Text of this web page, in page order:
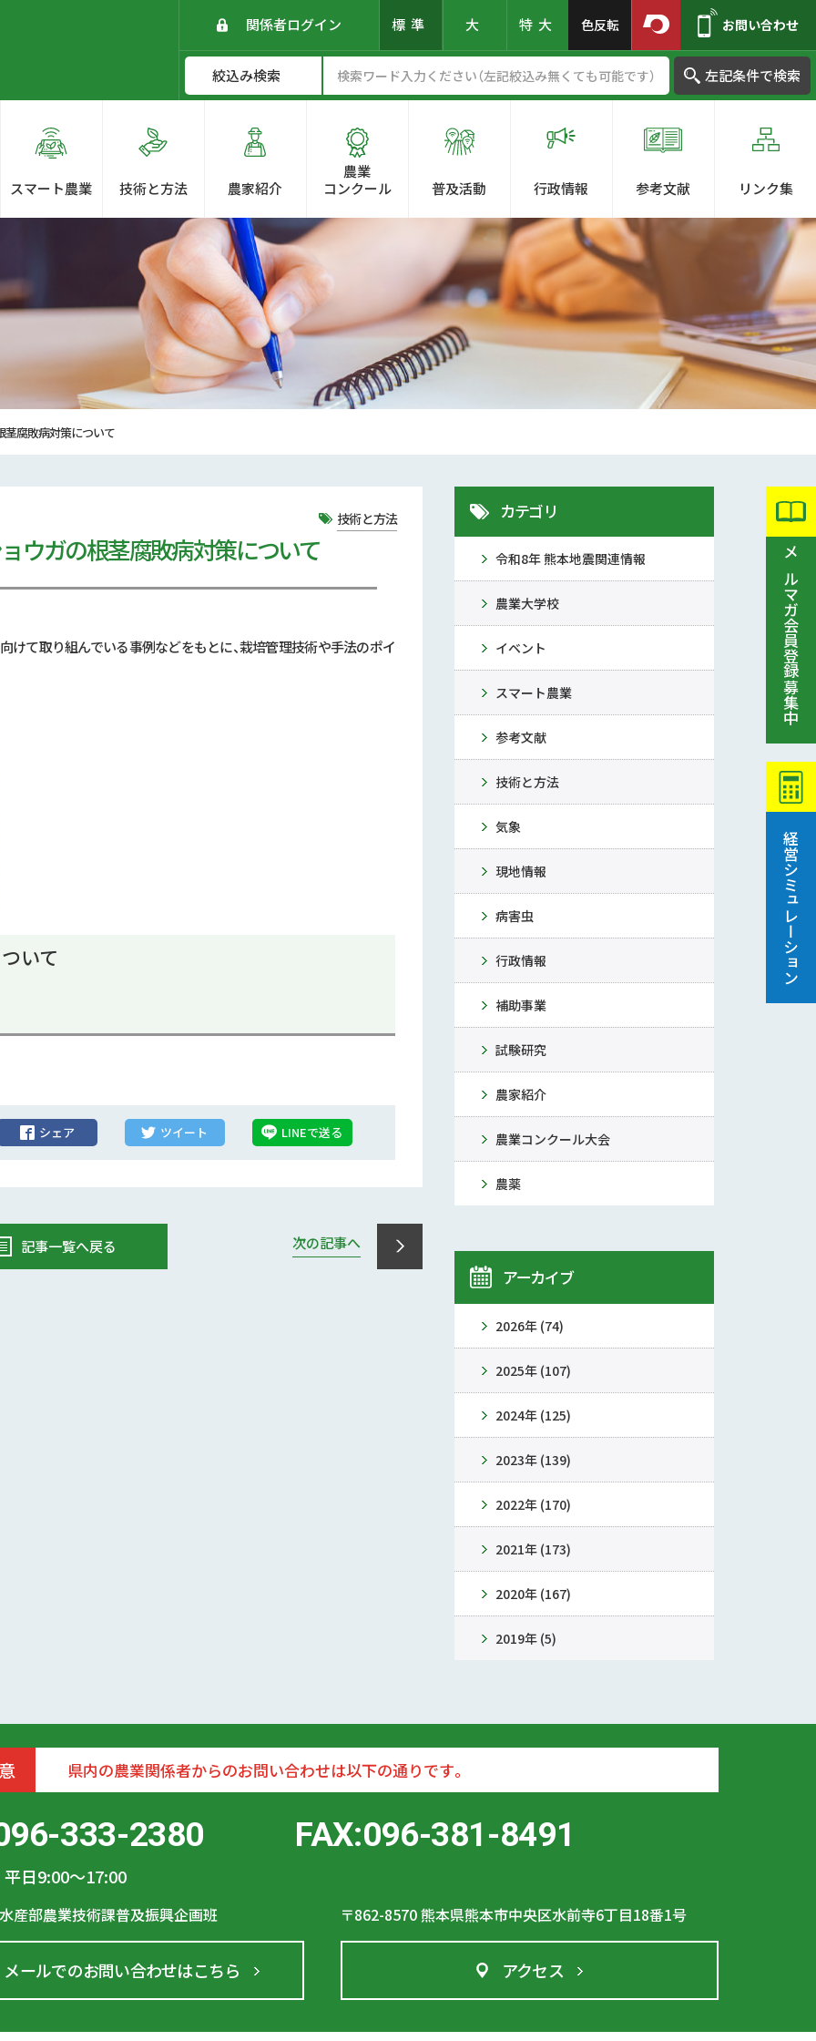
関係者ログイン 標準 大 特大 色反転 お問い合わせ
左記条件で検索
スマート農業 技術と方法 農家紹介
農業
コンクール
普及活動 行政情報 参考文献 リンク集
腐敗病対策について
メルマガ会員登録募集中
経営シミュレーション
ウガの根茎腐敗病対策について
けて取り組んでいる事例などをもとに、栽培管理技術や手法のポイ
いて
シェア ツイート LINEで送る
技術と方法
次の記事へ
記事一覧へ戻る
カテゴリ
令和8年 熊本地震関連情報
農業大学校
イベント
スマート農業
参考文献
技術と方法
気象
現地情報
病害虫
行政情報
補助事業
試験研究
農家紹介
農業コンクール大会
農薬
アーカイブ
2026年 (74)
2025年 (107)
2024年 (125)
2023年 (139)
2022年 (170)
2021年 (173)
2020年 (167)
2019年 (5)
県内の農業関係者からのお問い合わせは以下の通りです。
333-2380
平日9:00〜17:00
FAX:096-381-8491
産部農業技術課普及振興企画班 〒862-8570熊本県熊本市中央区水前寺6丁目18番1号
メールでのお問い合わせはこちら アクセス